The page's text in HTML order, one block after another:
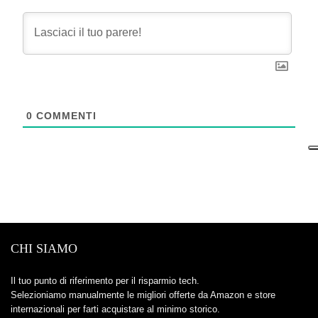
0 COMMENTI
CHI SIAMO
Il tuo punto di riferimento per il risparmio tech.
Selezioniamo manualmente le migliori offerte da Amazon e store
internazionali per farti acquistare al minimo storico.